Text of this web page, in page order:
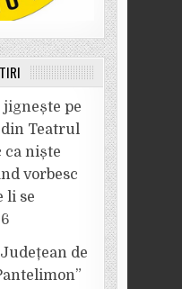
pe
Teatrul
ca niște
vorbesc
li se
de